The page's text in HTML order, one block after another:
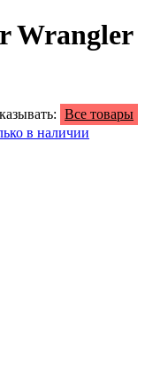
Wrangler
Все товары
в наличии